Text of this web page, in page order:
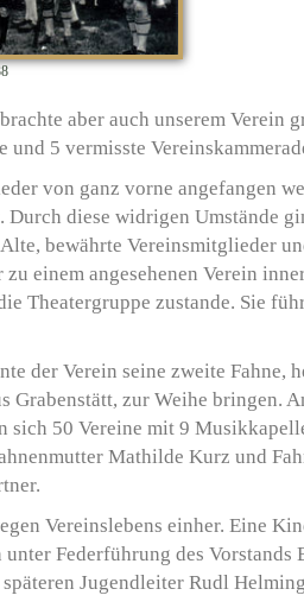
aber auch unserem Verein
und 5 vermisste
von ganz vorne angefangen
diese widrigen Umstände
bewährte Vereinsmitglieder
einem angesehenen Verein
Theatergruppe zustande. Sie
der Verein seine zweite Fahne,
Grabenstätt, zur Weihe bringen.
sich 50 Vereine mit 9
Mathilde Kurz und
Vereinslebens einher. Eine
Federführung des Vorstands
Jugendleiter Rudl